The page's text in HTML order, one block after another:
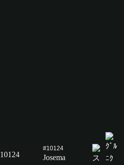
10124
#10124
Josema